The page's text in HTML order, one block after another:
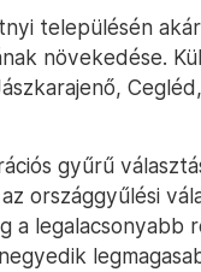
településén
növekedése.
gyűrű
országgyűlési
a